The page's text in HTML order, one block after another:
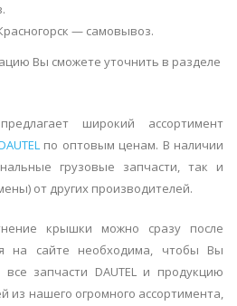
— самовывоз.
Вы сможете уточнить в разделе
широкий ассортимент
по оптовым ценам. В наличии
грузовые запчасти, так и
от других производителей.
крышки можно сразу после
на сайте необходима, чтобы Вы
запчасти DAUTEL и продукцию
из нашего огромного ассортимента,